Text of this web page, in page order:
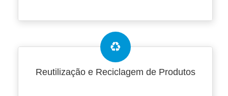
Reutilização e Reciclagem de Produtos